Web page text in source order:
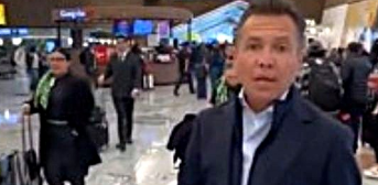
Frustran Presunto Secuestro Virtual De Un Menor De
Infecciones Respiratorias Encabezan Las Principales
SIOP Moderniza La Casa De La Cultura En Mascota
Van Por La Reorganización De Los Archivos
Estados Unidos Endurece Su Combate Al CJNG Con
Buscan A Wilber Armando Colmenares Márquez,